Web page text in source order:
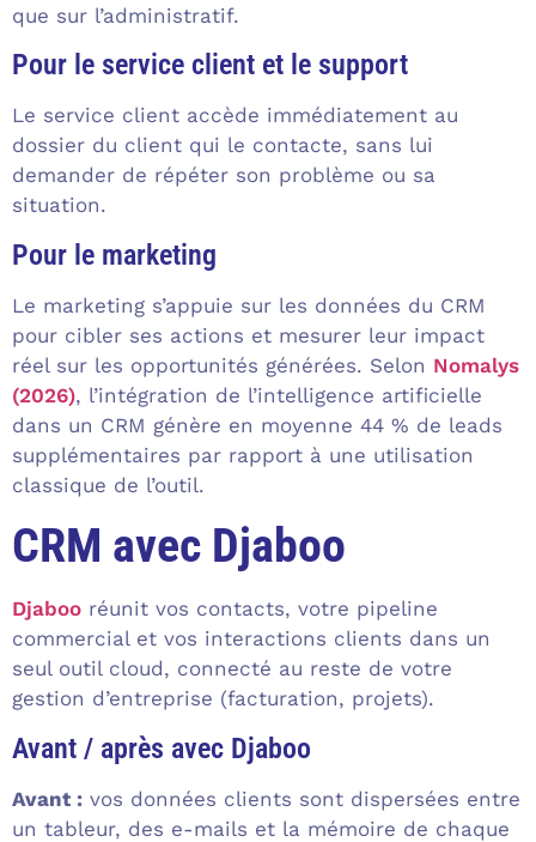
que sur l’administratif.
Pour le service client et le support
Le service client accède immédiatement au
dossier du client qui le contacte, sans lui
demander de répéter son problème ou sa
situation.
Pour le marketing
Le marketing s’appuie sur les données du CRM
pour cibler ses actions et mesurer leur impact
réel sur les opportunités générées. Selon Nomalys
(2026), l’intégration de l’intelligence artificielle
dans un CRM génère en moyenne 44 % de leads
supplémentaires par rapport à une utilisation
classique de l’outil.
CRM avec Djaboo
Djaboo réunit vos contacts, votre pipeline
commercial et vos interactions clients dans un
seul outil cloud, connecté au reste de votre
gestion d’entreprise (facturation, projets).
Avant / après avec Djaboo
Avant : vos données clients sont dispersées entre
un tableur, des e-mails et la mémoire de chaque